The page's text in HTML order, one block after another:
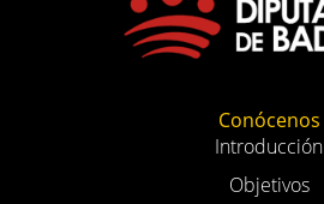
Conócenos
Introducción
Objetivos